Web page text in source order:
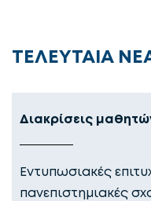
ΤΕΛΕΥΤΑΙΑ
Διακρίσεις
Εντυπωσιακές
πανεπιστημιακές